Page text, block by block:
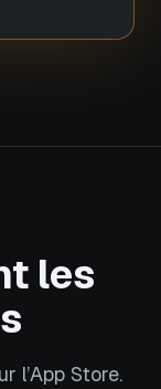
les
l’App Store.